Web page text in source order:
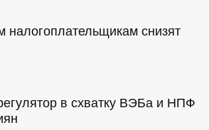
налогоплательщикам снизят
в схватку ВЭБа и НПФ